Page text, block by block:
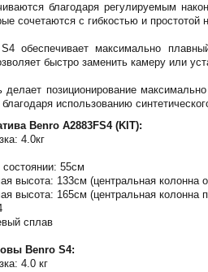
благодаря регулируемым
сочетаются с гибкостью и простотой
S4 обеспечивает максимально
быстро заменить камеру или
позиционирование
использованию
Benro A2883FS4 (KIT):
4.0кг
55см
высота: 133см (центральная колонна
высота: 165см (центральная колонна
сплав
Benro S4:
4.0 кг